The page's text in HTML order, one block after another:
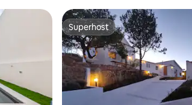
Superhost
Superhost